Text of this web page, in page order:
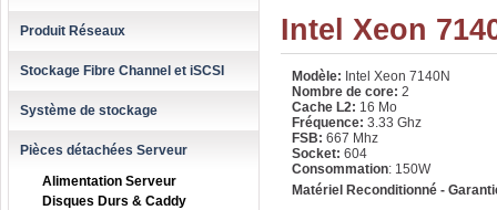
Produit Réseaux
Stockage Fibre Channel et iSCSI
Système de stockage
Pièces détachées Serveur
Alimentation Serveur
Disques Durs & Caddy
Intel Xeon
Modèle: Intel Xeon 7140N
Nombre de core: 2
Cache L2: 16 Mo
Fréquence: 3.33 Ghz
FSB: 667 Mhz
Socket: 604
Consommation: 150W
Matériel Reconditionné -